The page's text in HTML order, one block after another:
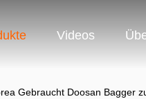
Videos
Gebraucht Doosan Bagger